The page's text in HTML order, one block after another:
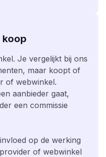
koop
Je vergelijkt bij ons
maar koopt of
of webwinkel.
aanbieder gaat,
een commissie
op de werking
of webwinkel